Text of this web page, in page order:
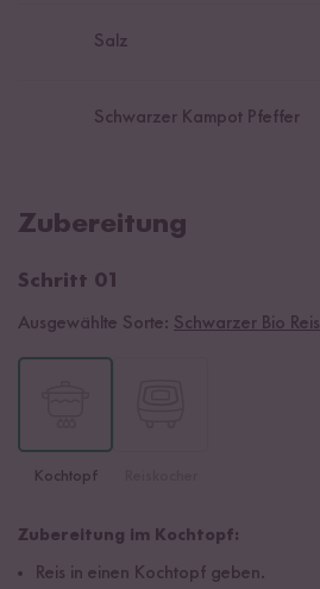
Salz
Schwarzer Kampot Pfeffer
Zubereitung
Schritt 01
Ausgewählte Sorte: Schwarzer Bio Reis
Kochtopf
Zubereitung im Kochtopf:
Reis in einen Kochtopf geben.